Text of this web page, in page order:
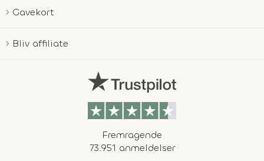
Gavekort
Bliv affiliate
Fremragende
73.951 anmeldelser